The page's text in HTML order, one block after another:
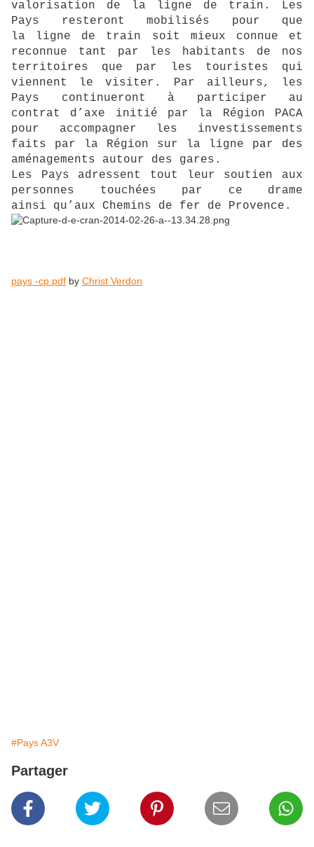
valorisation de la ligne de train. Les
Pays resteront mobilisés pour que
la
ligne de train soit mieux connue et
reconnue tant par les habitants de nos
territoires que par
les touristes qui
viennent le visiter. Par ailleurs, les
Pays continueront à participer au
contrat d’axe initié par la Région PACA
pour accompagner les investissements
faits par la Région sur
la ligne par des
aménagements autour des gares.
Les Pays adressent tout leur soutien aux
personnes touchées par ce drame
ainsi qu’aux Chemins de fer de Provence.
pays -cp.pdf by Christ Verdon
#Pays A3V
Partager